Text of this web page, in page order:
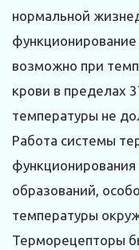
нормальной
функционирование
возможно при
крови в пределах
температуры не
Работа системы
образований,
температуры
Терморецепторы